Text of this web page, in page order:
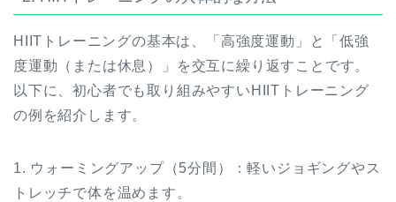
HIITトレーニングの基本は、「高強度運動」と「低強
度運動（または休息）」を交互に繰り返すことです。
以下に、初心者でも取り組みやすいHIITトレーニング
の例を紹介します。
1. ウォーミングアップ（5分間）：軽いジョギングやス
トレッチで体を温めます。